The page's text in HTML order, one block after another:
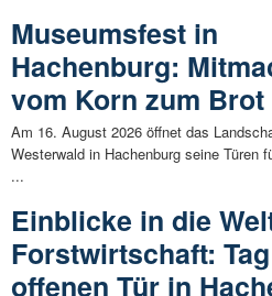
Museumsfest in
Hachenburg:
vom Korn zum Brot
Am 16. August 2026 öffnet das
Westerwald in Hachenburg seine Türen
...
Einblicke in die
Forstwirtschaft:
offenen Tür in